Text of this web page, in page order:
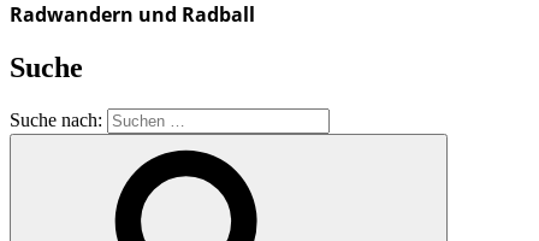
Radwandern und Radball
Suche
Suche nach: